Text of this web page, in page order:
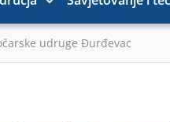
udruge Đurđevac